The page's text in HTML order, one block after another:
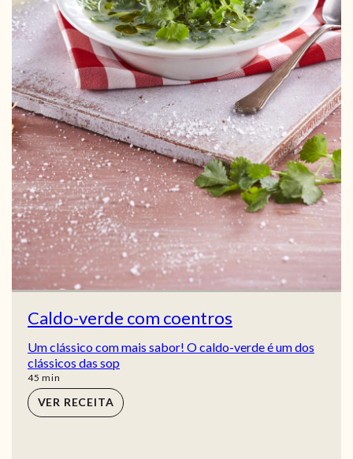
Caldo-verde com coentros
Um clássico com mais sabor! O caldo-verde é um dos
clássicos das sop
45 min
min
VER RECEITA